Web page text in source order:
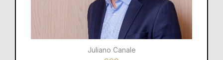
Juliano Canale